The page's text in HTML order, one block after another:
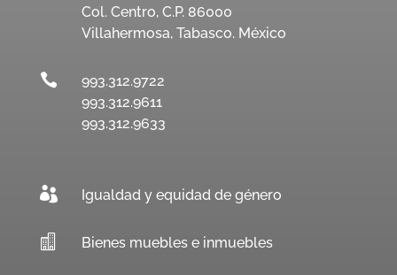
Col. Centro, C.P. 86000
Villahermosa, Tabasco. México

993.312.9722
993.312.9611
993.312.9633
 Igualdad y equidad de género
 Bienes muebles e inmuebles